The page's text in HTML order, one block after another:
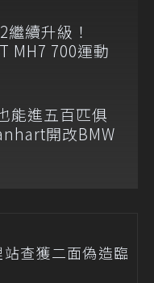
繼續升級！
MH7 700運動
能進五百匹俱
開改BMW
查獲二面偽造臨